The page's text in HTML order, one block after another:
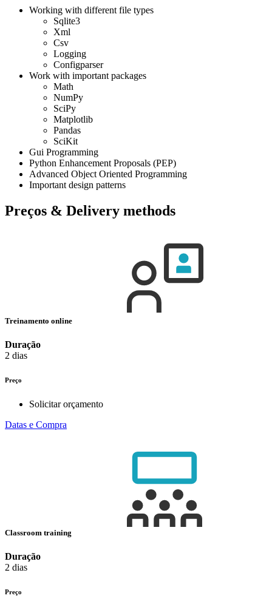
Working with different file types
Sqlite3
Xml
Csv
Logging
Configparser
Work with important packages
Math
NumPy
SciPy
Matplotlib
Pandas
SciKit
Gui Programming
Python Enhancement Proposals (PEP)
Advanced Object Oriented Programming
Important design patterns
Preços & Delivery methods
Treinamento online
Duração
2 dias
Preço
Solicitar orçamento
Datas e Compra
Classroom training
Duração
2 dias
Preço